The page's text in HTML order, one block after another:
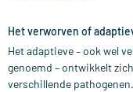
Het verworven of
Het adaptieve – ook wel
genoemd – ontwikkelt
verschillende